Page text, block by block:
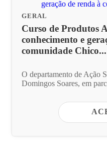
GERAL
Curso de Produtos
conhecimento e
comunidade Chico...
O departamento de Ação
Domingos Soares, em